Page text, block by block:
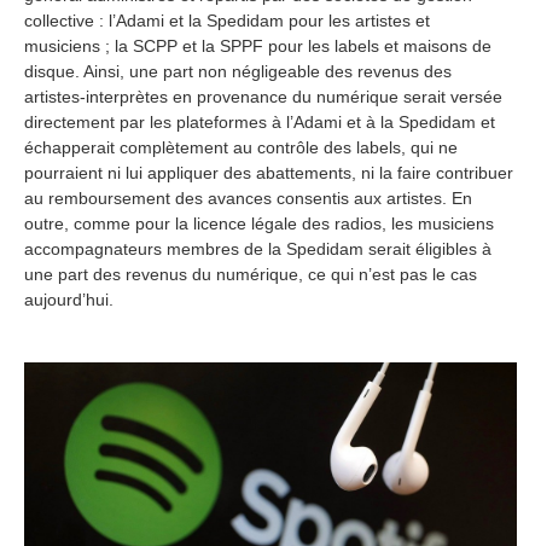
collective : l’Adami et la Spedidam pour les artistes et
musiciens ; la SCPP et la SPPF pour les labels et maisons de
disque. Ainsi, une part non négligeable des revenus des
artistes-interprètes en provenance du numérique serait versée
directement par les plateformes à l’Adami et à la Spedidam et
échapperait complètement au contrôle des labels, qui ne
pourraient ni lui appliquer des abattements, ni la faire contribuer
au remboursement des avances consentis aux artistes. En
outre, comme pour la licence légale des radios, les musiciens
accompagnateurs membres de la Spedidam serait éligibles à
une part des revenus du numérique, ce qui n’est pas le cas
aujourd’hui.